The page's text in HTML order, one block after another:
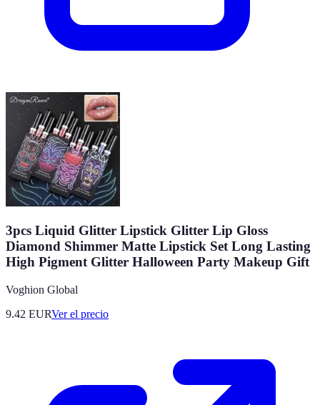
3pcs Liquid Glitter Lipstick Glitter Lip Gloss
Diamond Shimmer Matte Lipstick Set Long Lasting
High Pigment Glitter Halloween Party Makeup Gift
Voghion Global
9.42 EURVer el precio